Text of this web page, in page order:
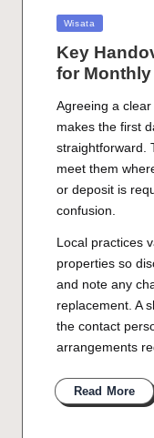
Posted
Wisata
Key
for
Agreeing a
makes the first
straightforward.
meet them
or deposit is
confusion.
Local practices
properties so
and note any
replacement. A
the contact
arrangements
Read More